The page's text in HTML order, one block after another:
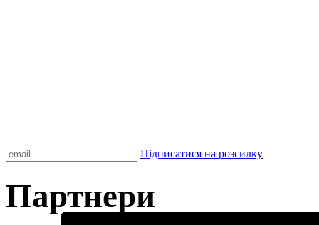
Підписатися на розсилку
Партнери